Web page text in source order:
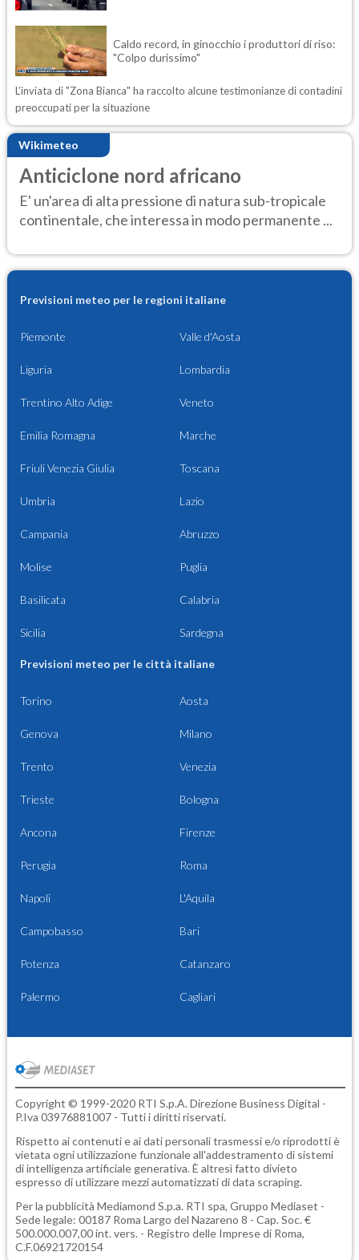
Caldo record, in ginocchio i produttori di riso:
"Colpo durissimo"
L’inviata di "Zona Bianca" ha raccolto alcune testimonianze di contadini
preoccupati per la situazione
Wikimeteo
Anticiclone nord africano
E' un'area di alta pressione di natura sub-tropicale
continentale, che interessa in modo permanente ...
Previsioni meteo per le regioni italiane
Piemonte Valle d'Aosta
Liguria Lombardia
Trentino Alto Adige Veneto
Emilia Romagna Marche
Friuli Venezia Giulia Toscana
Umbria Lazio
Campania Abruzzo
Molise Puglia
Basilicata Calabria
Sicilia Sardegna
Previsioni meteo per le città italiane
Torino Aosta
Genova Milano
Trento Venezia
Trieste Bologna
Ancona Firenze
Perugia Roma
Napoli L'Aquila
Campobasso Bari
Potenza Catanzaro
Palermo Cagliari
Copyright © 1999-2020 RTI S.p.A. Direzione Business Digital -
P.Iva 03976881007 - Tutti i diritti riservati.
Rispetto ai contenuti e ai dati personali trasmessi e/o riprodotti è
vietata ogni utilizzazione funzionale all'addestramento di sistemi
di intelligenza artificiale generativa. È altresì fatto divieto
espresso di utilizzare mezzi automatizzati di data scraping.
Per la pubblicità Mediamond S.p.a. RTI spa, Gruppo Mediaset -
Sede legale: 00187 Roma Largo del Nazareno 8 - Cap. Soc. €
500.000.007,00 int. vers. - Registro delle Imprese di Roma,
C.F.06921720154